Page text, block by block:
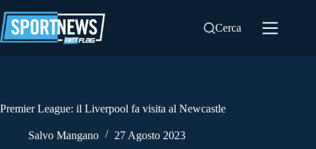
al
contenuto
Cerca
Premier League: il Liverpool fa visita al Newcastle
Salvo Mangano 27 Agosto 2023